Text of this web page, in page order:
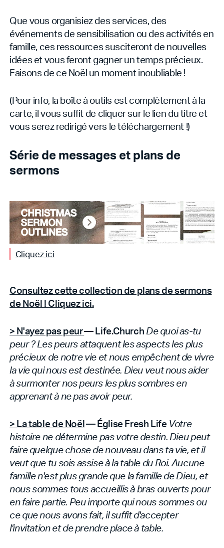
Que vous organisiez des services, des
événements de sensibilisation ou des activités en
famille, ces ressources susciteront de nouvelles
idées et vous feront gagner un temps précieux.
Faisons de ce Noël un moment inoubliable !
(Pour info, la boîte à outils est complètement à la
carte, il vous suffit de cliquer sur le lien du titre et
vous serez redirigé vers le téléchargement !)
Série de messages et plans de
sermons
Cliquez ici
Consultez cette collection de plans de sermons
de Noël ! Cliquez ici.
> N'ayez pas peur— Life.Church De quoi as-tu
peur ? Les peurs attaquent les aspects les plus
précieux de notre vie et nous empêchent de vivre
la vie qui nous est destinée. Dieu veut nous aider
à surmonter nos peurs les plus sombres en
apprenant à ne pas avoir peur.
> La table de Noël— Église Fresh Life Votre
histoire ne détermine pas votre destin. Dieu peut
faire quelque chose de nouveau dans ta vie, et il
veut que tu sois assise à la table du Roi. Aucune
famille n'est plus grande que la famille de Dieu, et
nous sommes tous accueillis à bras ouverts pour
en faire partie. Peu importe qui nous sommes ou
ce que nous avons fait, il suffit d'accepter
l'invitation et de prendre place à table.